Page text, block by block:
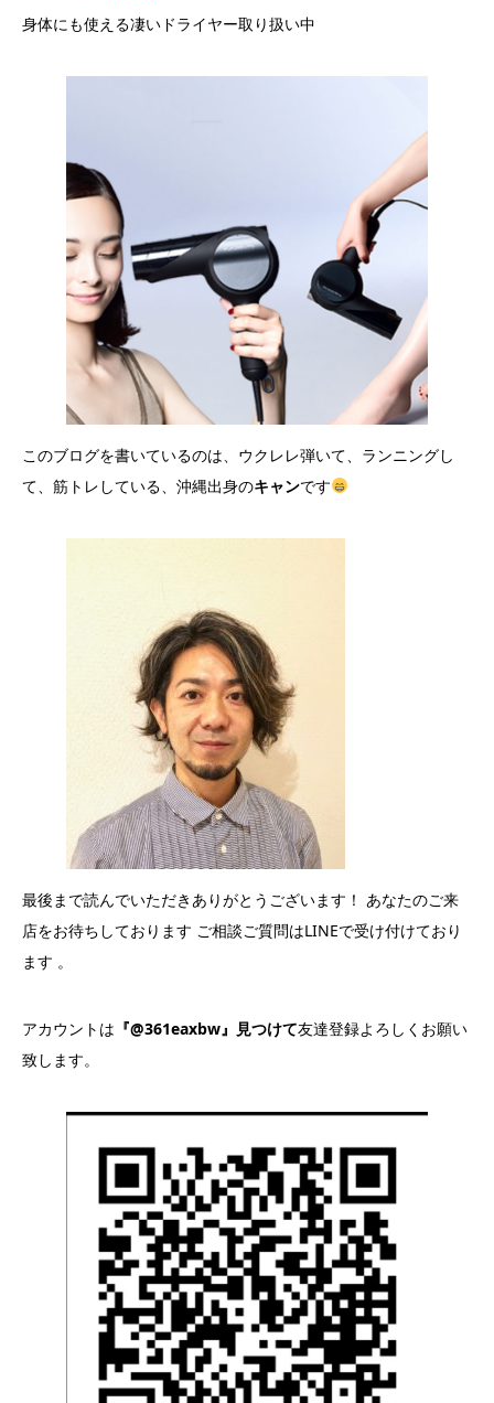
身体にも使える凄いドライヤー取り扱い中
このブログを書いているのは、ウクレレ弾いて、ランニングし
て、筋トレしている、沖縄出身のキャンです
最後まで読んでいただきありがとうございます！ あなたのご来
店をお待ちしております ご相談ご質問はLINEで受け付けており
ます 。
アカウントは 『@361eaxbw』見つけて友達登録よろしくお願い
致します。